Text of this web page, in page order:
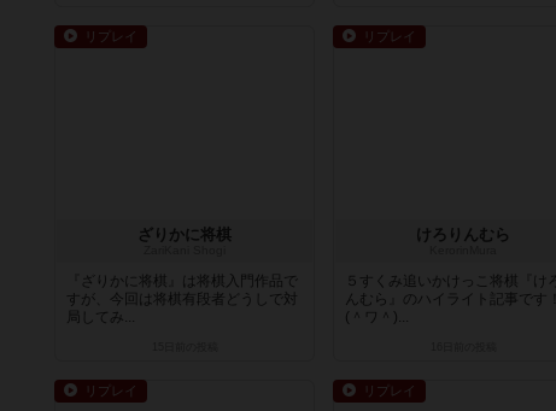
リプレイ
ざりかに将棋
『ざりかに将棋』は将棋入門作品で
すが、今回は将棋有段者どうしで対
局してみ...
リプレイ
けろりんむら
５すくみ追いかけっこ将棋『け
んむら』のハイライト記事です
(＾ワ＾)...
リプレイ リプレイ